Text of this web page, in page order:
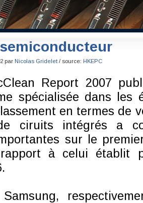
par Nicolas Gridelet / source: HKEPC
Report 2007
spécialisée dans les
en termes de
ciruits intégrés a
sur le
à celui établit